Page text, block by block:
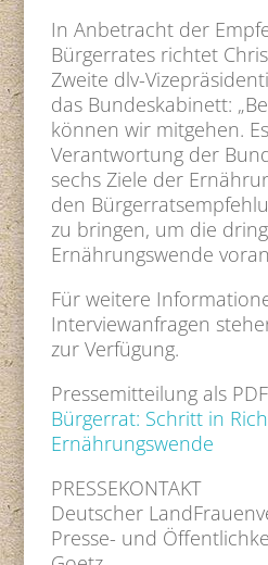
In Anbetracht der
Bürgerrates richtet
Zweite dlv-
das Bundeskabinett:
können wir mitgehen.
Verantwortung der
sechs Ziele der
den
zu bringen, um die
Ernährungswende
Für weitere
Interviewanfragen
zur Verfügung.
Pressemitteilung als
Bürgerrat: Schritt in
Ernährungswende
PRESSEKONTAKT
Deutscher
Presse- und